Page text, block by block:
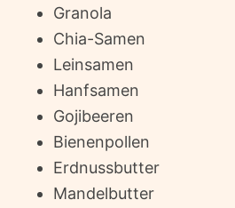
Granola
Chia-Samen
Leinsamen
Hanfsamen
Gojibeeren
Bienenpollen
Erdnussbutter
Mandelbutter